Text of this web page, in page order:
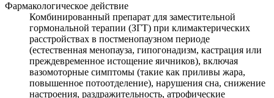
Фармакологическое действие
Комбинированный препарат для заместительной
гормональной терапии (ЗГТ) при климактерических
расстройствах в постменопаузном периоде
(естественная менопауза, гипогонадизм, кастрация или
преждевременное истощение яичников), включая
вазомоторные симптомы (такие как приливы жара,
повышенное потоотделение), нарушения сна, снижение
настроения, раздражительность, атрофические